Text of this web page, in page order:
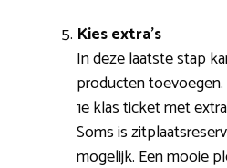
Kies extra’s
In deze laatste stap
producten
1e klas ticket met
Soms is
mogelijk. Een mooie